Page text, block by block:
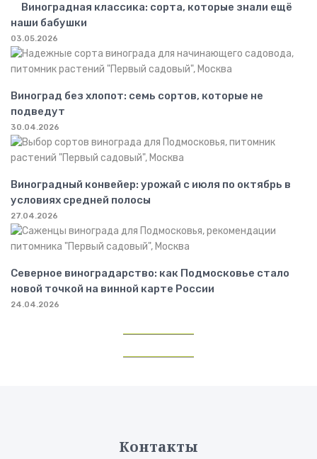
Виноградная классика: сорта, которые знали ещё
наши бабушки
03.05.2026
Виноград без хлопот: семь сортов, которые не
подведут
30.04.2026
Виноградный конвейер: урожай с июля по октябрь в
условиях средней полосы
27.04.2026
Северное виноградарство: как Подмосковье стало
новой точкой на винной карте России
24.04.2026
Контакты